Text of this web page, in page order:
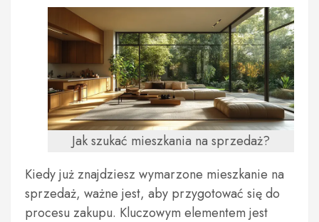
Jak szukać mieszkania na sprzedaż?
Kiedy już znajdziesz wymarzone mieszkanie na
sprzedaż, ważne jest, aby przygotować się do
procesu zakupu. Kluczowym elementem jest